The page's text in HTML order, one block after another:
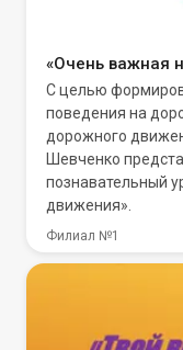
«Очень важная
С целью
поведения на
дорожного
Шевченко
познавательный
движения».
Филиал №1